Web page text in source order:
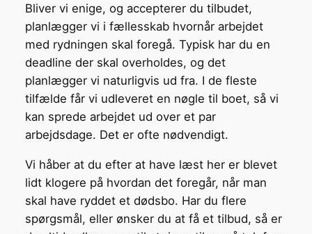
Bliver vi enige, og accepterer du tilbudet,
planlægger vi i fællesskab hvornår arbejdet
med rydningen skal foregå. Typisk har du en
deadline der skal overholdes, og det
planlægger vi naturligvis ud fra. I de fleste
tilfælde får vi udleveret en nøgle til boet, så vi
kan sprede arbejdet ud over et par
arbejdsdage. Det er ofte nødvendigt.
Vi håber at du efter at have læst her er blevet
lidt klogere på hvordan det foregår, når man
skal have ryddet et dødsbo. Har du flere
spørgsmål, eller ønsker du at få et tilbud, så er